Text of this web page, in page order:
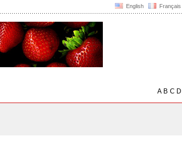
English Français
AB C D